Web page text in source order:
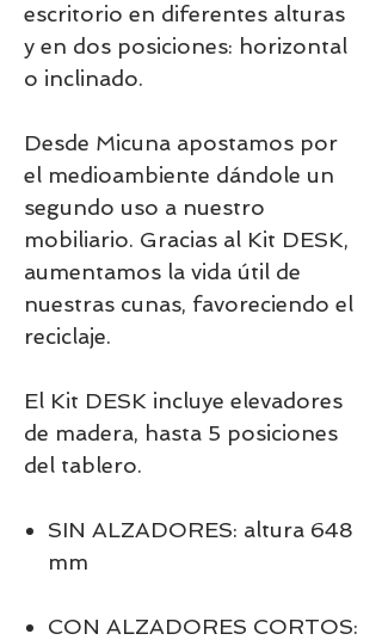
escritorio en diferentes alturas
y en dos posiciones: horizontal
o inclinado.
Desde Micuna apostamos por
el medioambiente dándole un
segundo uso a nuestro
mobiliario. Gracias al Kit DESK,
aumentamos la vida útil de
nuestras cunas, favoreciendo el
reciclaje.
El Kit DESK incluye elevadores
de madera, hasta 5 posiciones
del tablero.
SIN ALZADORES: altura 648
mm
CON ALZADORES CORTOS: